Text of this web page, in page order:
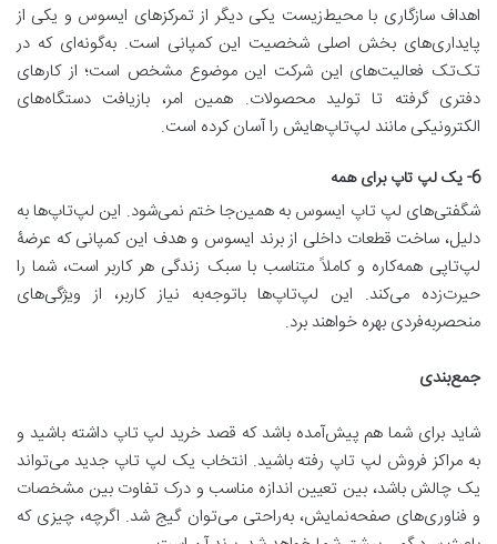
اهداف سازگاری با محیط‌زیست یکی دیگر از تمرکزهای ایسوس و یکی از
پایداری‌های بخش اصلی شخصیت این کمپانی است. به‌گونه‌ای که در
تک‌تک فعالیت‌های این شرکت این موضوع مشخص است؛ از کارهای
دفتری گرفته تا تولید محصولات. همین امر، بازیافت دستگاه‌های
الکترونیکی مانند لپ‌تاپ‌هایش را آسان کرده است.
6- یک لپ تاپ برای همه
شگفتی‌های لپ تاپ ایسوس به همین‌جا ختم نمی‌شود. این لپ‌تاپ‌ها به
دلیل، ساخت قطعات داخلی از برند ایسوس و هدف این کمپانی که عرضۀ
لپ‌تاپی همه‌کاره و کاملاً متناسب با سبک زندگی هر کاربر است، شما را
حیرت‌زده می‌کند. این لپ‌تاپ‌ها باتوجه‌به نیاز کاربر، از ویژگی‌های
منحصربه‌فردی بهره خواهند برد.
جمع‌بندی
شاید برای شما هم پیش‌آمده باشد که قصد خرید لپ تاپ داشته باشید و
به مراکز فروش لپ تاپ رفته باشید. انتخاب یک لپ تاپ جدید می‌تواند
یک چالش باشد، بین تعیین اندازه مناسب و درک تفاوت بین مشخصات
و فناوری‌های صفحه‌نمایش، به‌راحتی می‌توان گیج شد. اگرچه، چیزی که